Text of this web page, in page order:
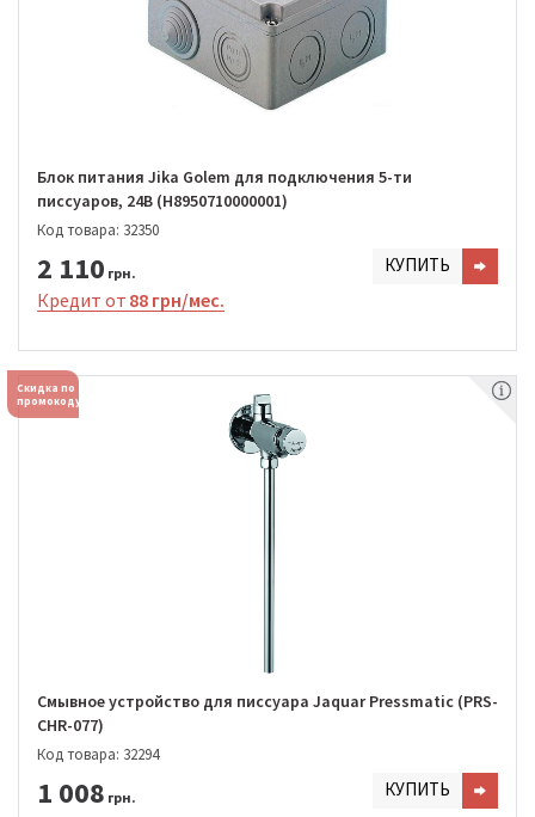
Блок питания Jika Golem для подключения 5-ти
писсуаров, 24В (H8950710000001)
Код товара: 32350
2 110 грн. КУПИТЬ
Кредит от 88 грн/мес.
Скидка по
промокоду
Смывное устройство для писсуара Jaquar Pressmatic (PRS-
CHR-077)
Код товара: 32294
1 008 грн. КУПИТЬ